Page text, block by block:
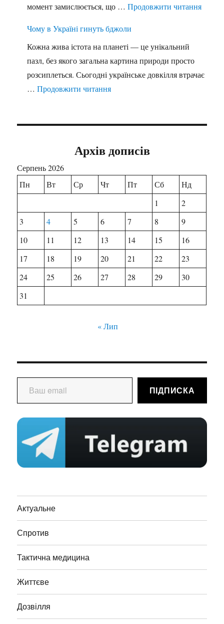
момент замислюється, що …Продовжити читання
Чому в Україні гинуть бджоли
Кожна жива істота на планеті — це унікальний
пазл, без якого загальна картина природи просто
розсиплеться. Сьогодні українське довкілля втрачає
…Продовжити читання"Чому в Україні гинуть бджоли"
Архів дописів
Серпень 2026
Пн
Вт Ср Чт Пт Сб
Нд
1
2
3
4 5 6 7 8
9
10
11 12 13 14 15
16
17
18 19 20 21 22
23
24
25 26 27 28 29
30
31
« Лип
Ваш email
ПІДПИСКА
Актуальне
Спротив
Тактична медицина
Життєве
Дозвілля